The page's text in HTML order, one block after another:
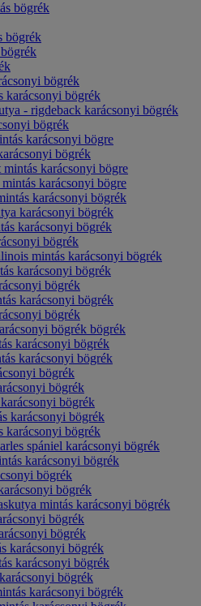
bögrék
bögrék
bögrék
karácsonyi bögrék
- rigdeback karácsonyi bögrék
bögrék
karácsonyi bögre
bögrék
karácsonyi bögre
karácsonyi bögre
karácsonyi bögrék
karácsonyi bögrék
karácsonyi bögrék
bögrék
mintás karácsonyi bögrék
karácsonyi bögrék
bögrék
karácsonyi bögrék
bögrék
bögrék bögrék
karácsonyi bögrék
karácsonyi bögrék
bögrék
bögrék
bögrék
karácsonyi bögrék
karácsonyi bögrék
spániel karácsonyi bögrék
karácsonyi bögrék
bögrék
bögrék
mintás karácsonyi bögrék
bögrék
bögrék
karácsonyi bögrék
karácsonyi bögrék
bögrék
karácsonyi bögrék